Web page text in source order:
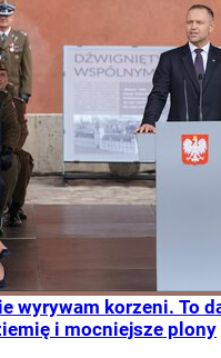
wyrywam korzeni. To
i mocniejsze plony